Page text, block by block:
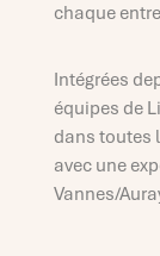
chaque
Intégrées
équipes de
dans toutes
avec une
Vannes/